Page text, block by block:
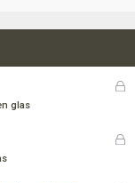
G
glas
G